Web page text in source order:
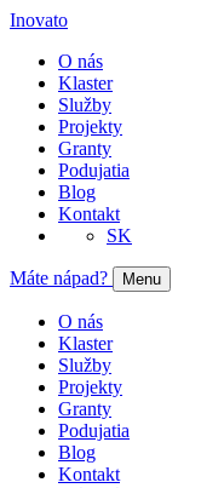
Inovato
O nás
Klaster
Služby
Projekty
Granty
Podujatia
Blog
Kontakt
SK
Máte nápad? Menu
O nás
Klaster
Služby
Projekty
Granty
Podujatia
Blog
Kontakt